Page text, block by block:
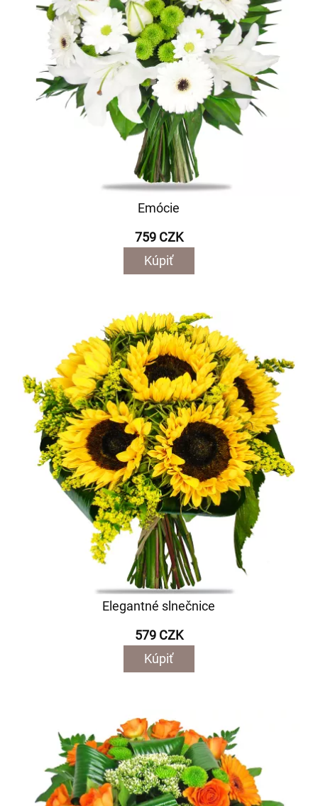
Emócie
759 CZK
Kúpiť
Elegantné slnečnice
579 CZK
Kúpiť